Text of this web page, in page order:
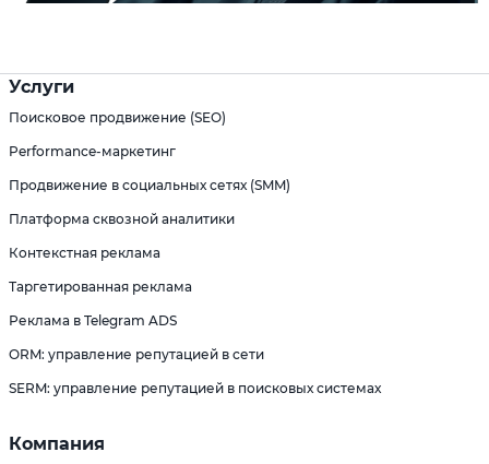
Услуги
Поисковое продвижение (SEO)
Performance-маркетинг
Продвижение в социальных сетях (SMM)
Платформа сквозной аналитики
Контекстная реклама
Таргетированная реклама
Реклама в Telegram ADS
ORM: управление репутацией в сети
SERM: управление репутацией в поисковых системах
Компания